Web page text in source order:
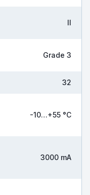
II
Grade 3
32
-10…+55 °C
3000 mA